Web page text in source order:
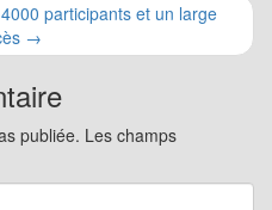
participants et un large
→
publiée. Les champs